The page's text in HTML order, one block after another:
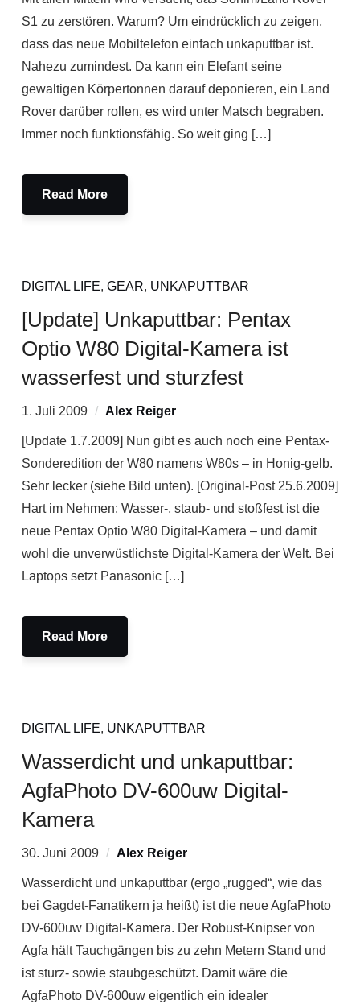
S1 zu zerstören. Warum? Um eindrücklich zu zeigen,
dass das neue Mobiltelefon einfach unkaputtbar ist.
Nahezu zumindest. Da kann ein Elefant seine
gewaltigen Körpertonnen darauf deponieren, ein Land
Rover darüber rollen, es wird unter Matsch begraben.
Immer noch funktionsfähig. So weit ging […]
Read More
DIGITAL LIFE, GEAR, UNKAPUTTBAR
[Update] Unkaputtbar: Pentax
Optio W80 Digital-Kamera ist
wasserfest und sturzfest
1. Juli 2009 Alex Reiger
[Update 1.7.2009] Nun gibt es auch noch eine Pentax-
Sonderedition der W80 namens W80s – in Honig-gelb.
Sehr lecker (siehe Bild unten). [Original-Post 25.6.2009]
Hart im Nehmen: Wasser-, staub- und stoßfest ist die
neue Pentax Optio W80 Digital-Kamera – und damit
wohl die unverwüstlichste Digital-Kamera der Welt. Bei
Laptops setzt Panasonic […]
Read More
DIGITAL LIFE, UNKAPUTTBAR
Wasserdicht und unkaputtbar:
AgfaPhoto DV-600uw Digital-
Kamera
30. Juni 2009 Alex Reiger
Wasserdicht und unkaputtbar (ergo „rugged“, wie das
bei Gagdet-Fanatikern ja heißt) ist die neue AgfaPhoto
DV-600uw Digital-Kamera. Der Robust-Knipser von
Agfa hält Tauchgängen bis zu zehn Metern Stand und
ist sturz- sowie staubgeschützt. Damit wäre die
AgfaPhoto DV-600uw eigentlich ein idealer